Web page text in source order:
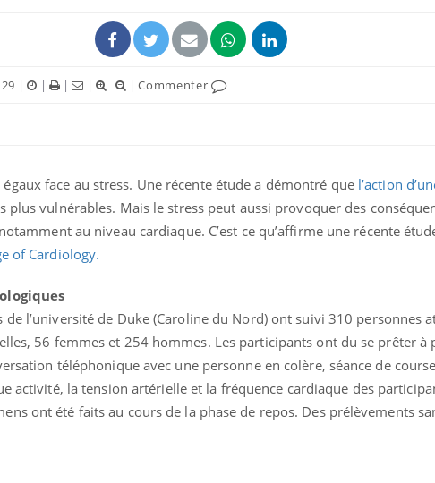
| | | | |Commenter
face au stress. Une récente étude a démontré que l’action
plus vulnérables. Mais le stress peut aussi provoquer des
au niveau cardiaque. C’est ce qu’affirme une récente
of Cardiology.
de l’université de Duke (Caroline du Nord) ont suivi 310 personnes
56 femmes et 254 hommes. Les participants ont du se prêter à
téléphonique avec une personne en colère, séance de
activité, la tension artérielle et la fréquence cardiaque des
ont été faits au cours de la phase de repos. Des prélèvements
jus
Toujours connectés :
empiète de plus en plus
sur nos soirées
basque